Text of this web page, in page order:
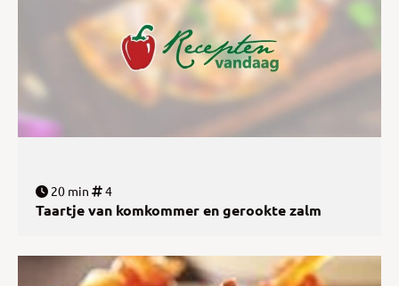
20 min 4
Taartje van komkommer en gerookte zalm